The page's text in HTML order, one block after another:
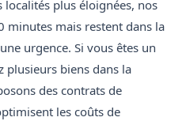
localités plus éloignées, nos
minutes mais restent dans la
urgence. Si vous êtes un
plusieurs biens dans la
des contrats de
les coûts de